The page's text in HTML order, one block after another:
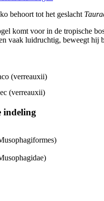
behoort tot het geslacht
komt voor in de tropische
vaak luidruchtig, beweegt hij
(verreauxii)
(verreauxii)
indeling